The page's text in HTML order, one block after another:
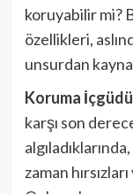
koruyabilir mi?
özellikleri,
unsurdan
Koruma
karşı son
zaman